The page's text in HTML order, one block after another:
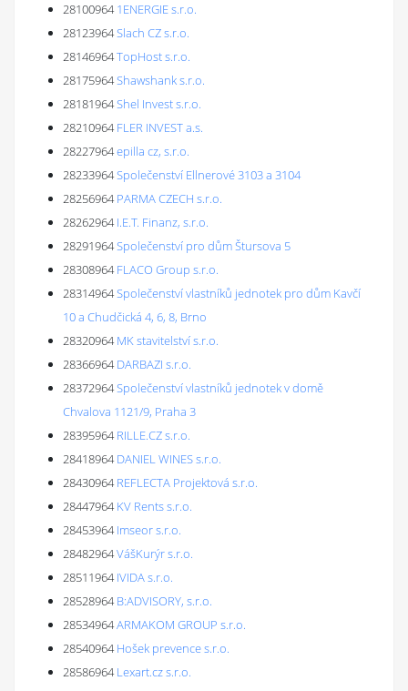
28100964 1ENERGIE s.r.o.
28123964Slach CZ s.r.o.
28146964TopHost s.r.o.
28175964Shawshank s.r.o.
28181964Shel Invest s.r.o.
28210964 FLER INVEST a.s.
28227964epilla cz, s.r.o.
28233964Společenství Ellnerové 3103 a 3104
28256964 PARMA CZECH s.r.o.
28262964 I.E.T. Finanz, s.r.o.
28291964Společenství pro dům Štursova 5
28308964 FLACO Group s.r.o.
28314964Společenství vlastníků jednotek pro dům Kavčí
10 a Chudčická 4, 6, 8, Brno
28320964 MK stavitelství s.r.o.
28366964 DARBAZI s.r.o.
28372964Společenství vlastníků jednotek v domě
Chvalova 1121/9, Praha 3
28395964 RILLE.CZ s.r.o.
28418964 DANIEL WINES s.r.o.
28430964 REFLECTA Projektová s.r.o.
28447964 KV Rents s.r.o.
28453964 Imseor s.r.o.
28482964VášKurýr s.r.o.
28511964 IVIDA s.r.o.
28528964 B:ADVISORY, s.r.o.
28534964ARMAKOM GROUP s.r.o.
28540964 Hošek prevence s.r.o.
28586964 Lexart.cz s.r.o.